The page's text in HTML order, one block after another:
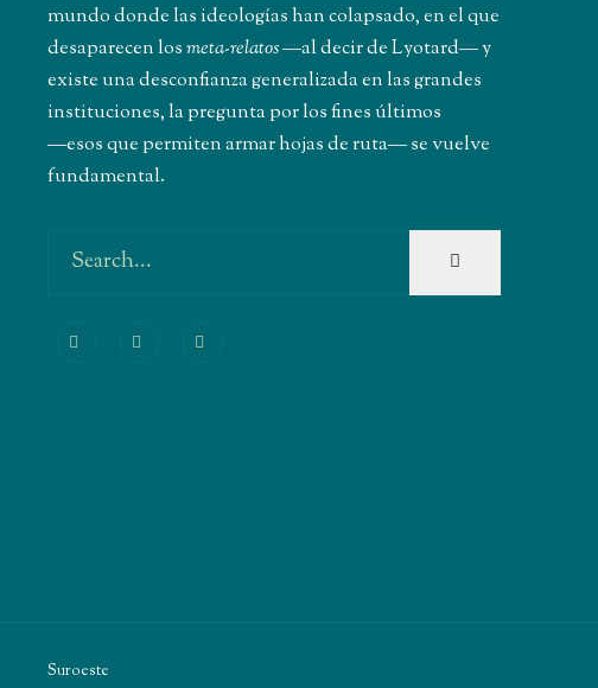
mundo donde las ideologías han colapsado, en el que
desaparecen losmeta-relatos―al decir de Lyotard― y
existe una desconfianza generalizada en las grandes
instituciones, la pregunta por los fines últimos
―esos que permiten armar hojas de ruta― se vuelve
fundamental.
Suroeste